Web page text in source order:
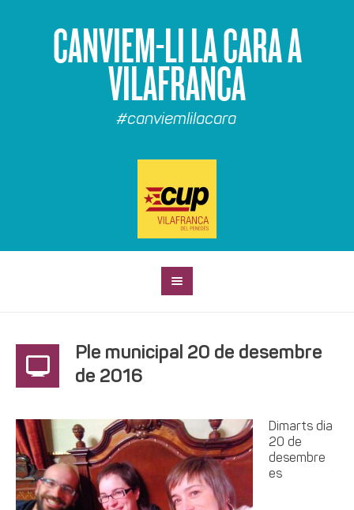
CANVIEM-LI LA CARA A
VILAFRANCA
#canviemlilacara
Ple municipal 20 de desembre
de 2016
Dimarts dia
20 de
desembre
es